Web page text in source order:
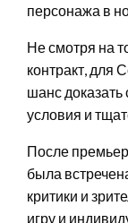
персонажа в
Не смотря на
контракт, для
шанс доказать
условия и
После
была
критики и
игру и